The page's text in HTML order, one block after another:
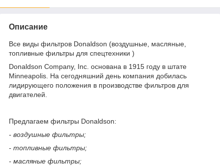
Описание
Все виды фильтров Donaldson (воздушные, масляные,
топливные фильтры для спецтехники )
Donaldson Company, Inc. основана в 1915 году в штате
Minneapolis. На сегодняшний день компания добилась
лидирующего положения в производстве фильтров для
двигателей.
Предлагаем фильтры Donaldson:
- воздушные фильтры;
- топливные фильтры;
- масляные фильтры;